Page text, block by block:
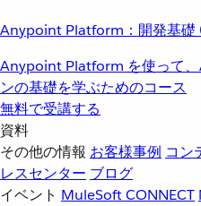
Anypoint Platform：開発基礎
Anypoint Platform を使って、
ンの基礎を学ぶためのコース
無料で受講する
資料
その他の情報 お客様事例 コン
レスセンター ブログ
イベント MuleSoft CONNECT